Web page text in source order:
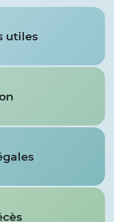
utiles